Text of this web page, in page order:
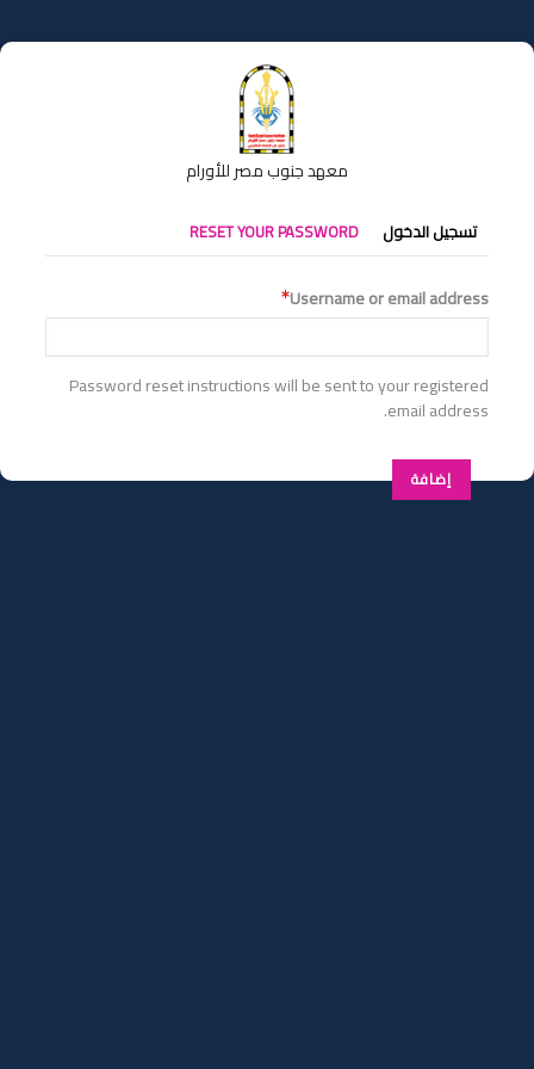
إلى
المحتوى
معهد جنوب مصر للأورام
التبويبات
الأساسية
تسجيل الدخول RESET YOUR PASSWORD
Username or email address
Password reset instructions will be sent to your registered
email address.